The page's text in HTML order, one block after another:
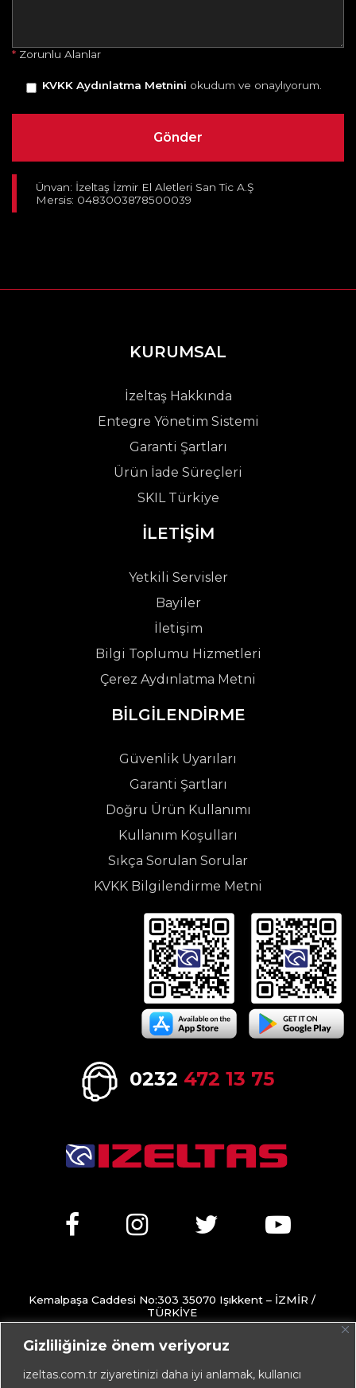
Gizliliğinize önem veriyoruz
izeltas.com.tr ziyaretinizi daha iyi anlamak, kullanıcı
* Zorunlu Alanlar
KVKK Aydınlatma Metnini okudum ve onaylıyorum.
Ünvan: İzeltaş İzmir El Aletleri San Tic A.Ş
Mersis: 0483003878500039
KURUMSAL
İzeltaş Hakkında
Entegre Yönetim Sistemi
Garanti Şartları
Ürün İade Süreçleri
SKIL Türkiye
İLETİŞİM
Yetkili Servisler
Bayiler
İletişim
Bilgi Toplumu Hizmetleri
Çerez Aydınlatma Metni
BİLGİLENDİRME
Güvenlik Uyarıları
Garanti Şartları
Doğru Ürün Kullanımı
Kullanım Koşulları
Sıkça Sorulan Sorular
KVKK Bilgilendirme Metni
0232 472 13 75
Kemalpaşa Caddesi No:303 35070 Işıkkent – İZMİR /
TÜRKİYE
+90 232 472 13 75 (pbx)
+90 232 472 13 78